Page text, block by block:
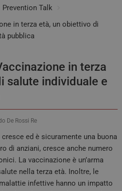
Prevention Talk
in terza età, un obiettivo di
pubblica
in terza
salute individuale e
De Rossi Re
ed è sicuramente una buona
di anziani, cresce anche numero
La vaccinazione è un’arma
nella terza età. Inoltre, le
infettive hanno un impatto